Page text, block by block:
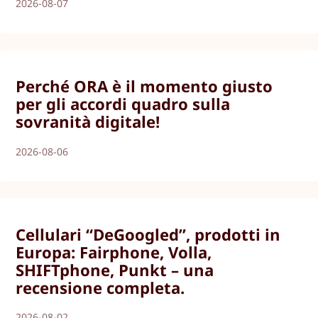
2026-08-07
Perché ORA è il momento giusto
per gli accordi quadro sulla
sovranità digitale!
2026-08-06
Cellulari “DeGoogled”, prodotti in
Europa: Fairphone, Volla,
SHIFTphone, Punkt – una
recensione completa.